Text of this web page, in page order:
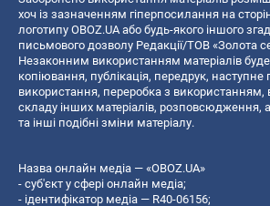
хоч із зазначенням гіперпосилання на
логотипу OBOZ.UA або будь-якого іншого
письмового дозволу Редакції/ТОВ «Золота
Незаконним використанням матеріалів
копiювання, публiкацiя, передрук, наступне
використання, переробка з
складу інших матеріалів, розповсюдження,
та інші подібні зміни матеріалу.
Назва онлайн медіа — «OBOZ.UA»
- суб'єкт у сфері онлайн медіа;
- ідентифікатор медіа — R40-06156;